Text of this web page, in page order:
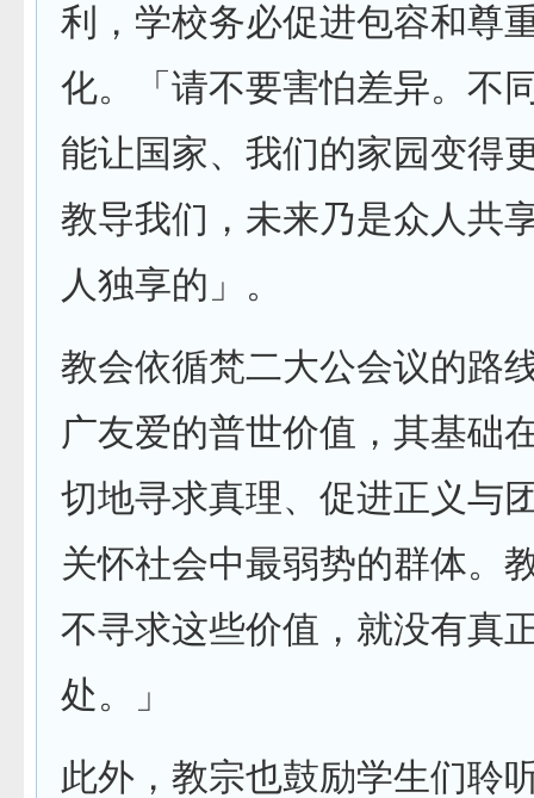
利，学校务必促进包容和尊
化。「请不要害怕差异。不
能让国家、我们的家园变得
教导我们，未来乃是众人共
人独享的」。
教会依循梵二大公会议的路
广友爱的普世价值，其基础
切地寻求真理、促进正义与
关怀社会中最弱势的群体。
不寻求这些价值，就没有真
处。」
此外，教宗也鼓励学生们聆